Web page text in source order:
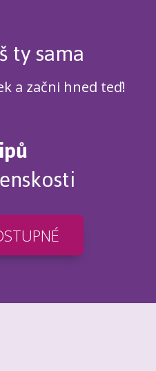
ty sama
a začni hned teď!